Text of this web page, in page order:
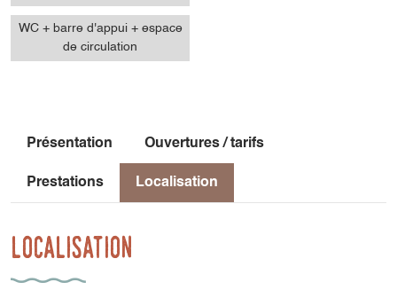
WC + barre d'appui + espace
de circulation
Présentation Ouvertures / tarifs
Prestations Localisation
Localisation